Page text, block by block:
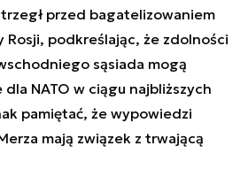
przed bagatelizowaniem
Rosji, podkreślając, że zdolności
sąsiada mogą
NATO w ciągu najbliższych
pamiętać, że wypowiedzi
mają związek z trwającą